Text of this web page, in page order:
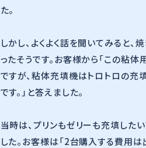
た。
しかし、よくよく話を聞いてみると
ったそうです。お客様から「この粘
ですが、粘体充填機はトロトロの充
です。」と答えました。
当時は、プリンもゼリーも充填した
した。お客様は「2台購入する費用